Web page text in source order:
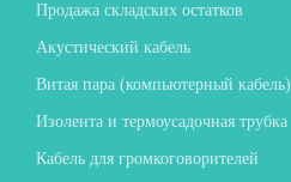
Продажа складских остатков
Акустический кабель
Витая пара (компьютерный кабель)
Изолента и термоусадочная трубка
Кабель для громкоговорителей